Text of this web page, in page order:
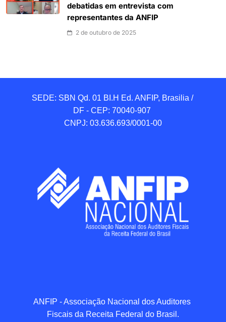
debatidas em entrevista com
representantes da ANFIP
2 de outubro de 2025
SEDE: SBN Qd. 01 BI.H Ed. ANFIP, Brasilia /
DF - CEP: 70040-907
CNPJ: 03.636.693/0001-00
ANFIP - Associação Nacional dos Auditores
Fiscais da Receita Federal do Brasil.